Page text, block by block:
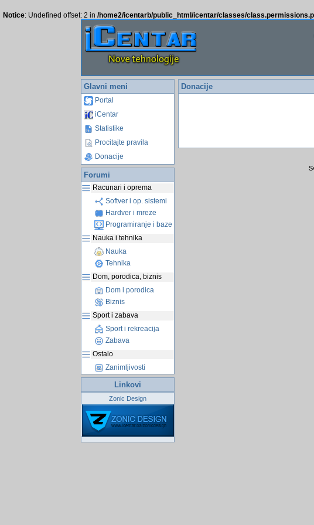
Notice: Undefined offset: 2 in /home2/icentarb/public_html/icentar/classes/
Glavni meni
Portal
iCentar
Statistike
Procitajte pravila
Donacije
Forumi
Racunari i oprema
Softver i op. sistemi
Hardver i mreze
Programiranje i baze
Nauka i tehnika
Nauka
Tehnika
Dom, porodica, biznis
Dom i porodica
Biznis
Sport i zabava
Sport i rekreacija
Zabava
Ostalo
Zanimljivosti
Linkovi
Zonic Design
Donacije